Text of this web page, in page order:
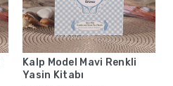
Kalp Model Mavi Renkli
Yasin Kitabı